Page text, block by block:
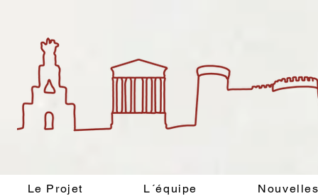
Le Projet L´équipe